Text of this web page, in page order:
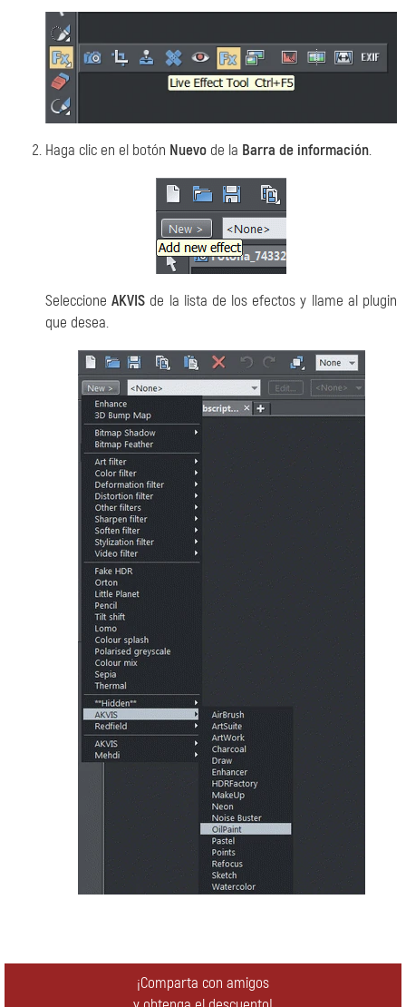
Haga clic en el botón Nuevo de la Barra de información.
SeleccioneAKVIS de la lista de los efectos y llame al plugin
que desea.
¡Comparta con amigos